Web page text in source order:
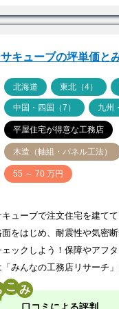
キューブの坪単価と
北海道 東北（4）
中国・四国（7） 九州
平屋住宅が得意な工務店
木造（軸組・パネル工法）
55 ～ 70 万円
キューブで注文住宅を建て
面をはじめ、耐震性や気密
ェックしよう！保障やアフ
「みんなの工務店リサーチ
こ
口コミによる評判